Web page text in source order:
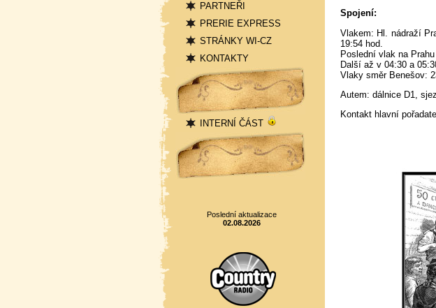
PARTNEŘI
PRERIE EXPRESS
STRÁNKY WI-CZ
KONTAKTY
Přihlášení
INTERNÍ ČÁST
Statistika
Poslední aktualizace
02.08.2026
Spojení:
Vlakem: Hl. nádraží
19:54 hod.
Poslední vlak na
Další až v 04:30 a
Vlaky směr Benešov:
Autem: dálnice D1,
Kontakt hlavní